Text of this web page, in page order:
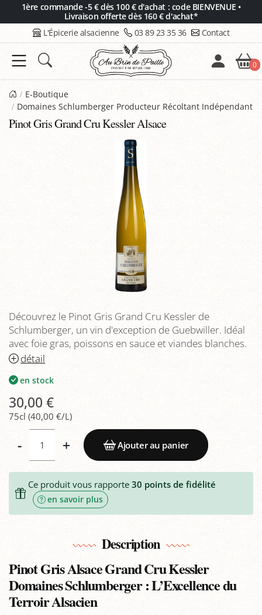
1ère commande -5 € dès 100 € d'achat : code BIENVENUE •
Livraison offerte dès 160 € d'achat*
L'Épicerie alsacienne 03 89 23 35 36 Contact
0
E-Boutique
Domaines Schlumberger Producteur Récoltant Indépendant
Pinot Gris Grand Cru Kessler Alsace
Découvrez le Pinot Gris Grand Cru Kessler de
Schlumberger, un vin d'exception de Guebwiller. Idéal
avec foie gras, poissons en sauce et viandes blanches.
détail
en stock
30,00 €
75cl (40,00 €/L)
- + Ajouter au panier
Ce produit vous rapporte30 points de fidélité
en savoir plus
Description
Pinot Gris Alsace Grand Cru Kessler
Domaines Schlumberger : L’Excellence du
Terroir Alsacien
Panneau de gestion des cookies